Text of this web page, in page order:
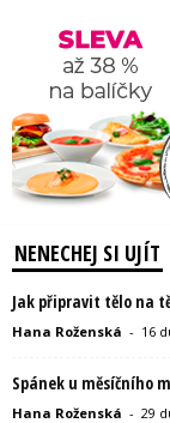
NENECHEJ SI UJÍT
Jak připravit tělo na
Hana Roženská - 16
Spánek u měsíčního
Hana Roženská - 29